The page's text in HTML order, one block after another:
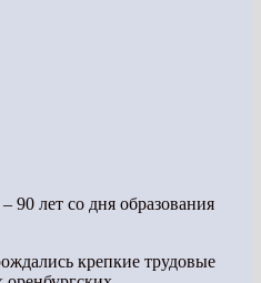
90 лет со дня образования
крепкие трудовые